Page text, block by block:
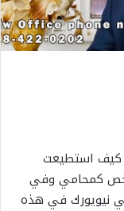
كيف استطيعت
كمحامي وفي
محامي في نيويورك في هذه